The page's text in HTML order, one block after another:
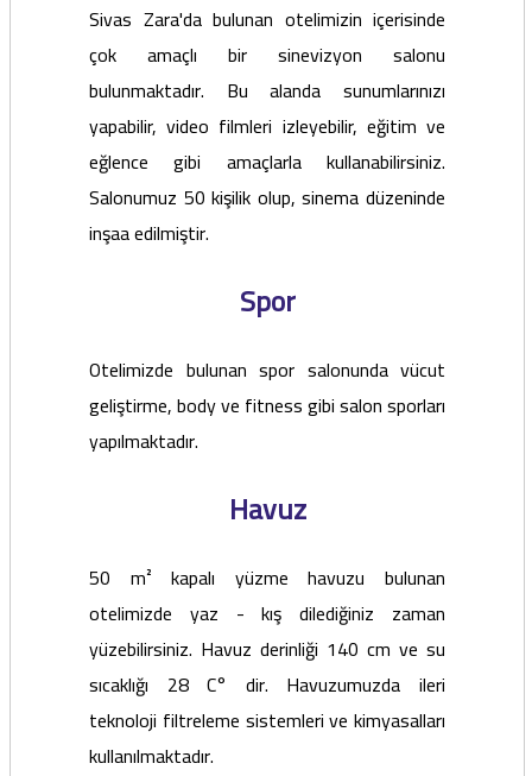
Sivas Zara'da bulunan otelimizin içerisinde
çok amaçlı bir sinevizyon salonu
bulunmaktadır. Bu alanda sunumlarınızı
yapabilir, video filmleri izleyebilir, eğitim ve
eğlence gibi amaçlarla kullanabilirsiniz.
Salonumuz 50 kişilik olup, sinema düzeninde
inşaa edilmiştir.
Spor
Otelimizde bulunan spor salonunda vücut
geliştirme, body ve fitness gibi salon sporları
yapılmaktadır.
Havuz
50 m² kapalı yüzme havuzu bulunan
otelimizde yaz - kış dilediğiniz zaman
yüzebilirsiniz. Havuz derinliği 140 cm ve su
sıcaklığı 28 C° dir. Havuzumuzda ileri
teknoloji filtreleme sistemleri ve kimyasalları
kullanılmaktadır.